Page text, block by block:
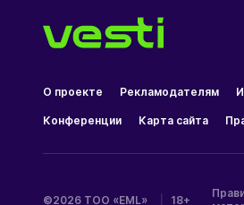
О проекте Рекламодателям
Конференции Карта сайта
©2026 ТОО «EML» 18+